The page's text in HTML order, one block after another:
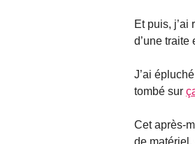
Et puis,
d’une traite
J’ai
tombé sur
Cet après-
de matériel,